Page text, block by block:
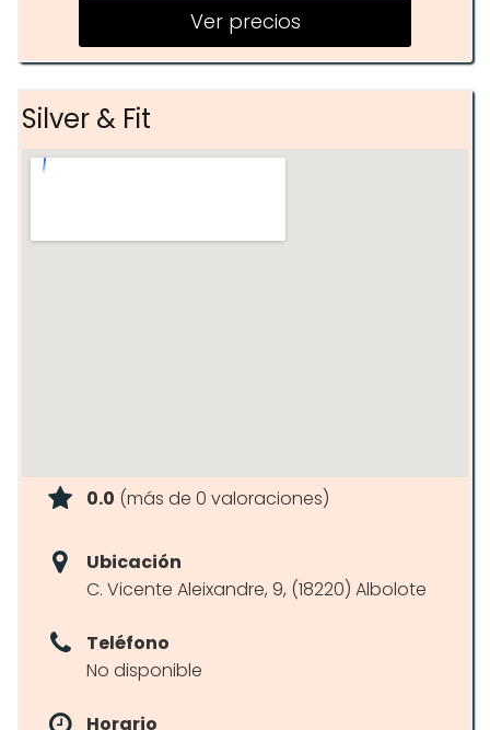
Entrenamiento funcional
Ver precios
Silver & Fit
0.0 (más de 0 valoraciones)
Ubicación
C. Vicente Aleixandre, 9, (18220) Albolote
Teléfono
No disponible
Horario